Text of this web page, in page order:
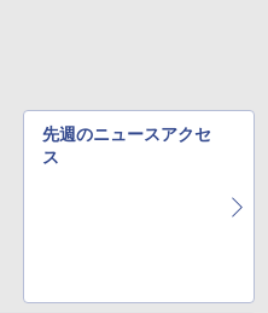
先週のニュースアクセ
ス